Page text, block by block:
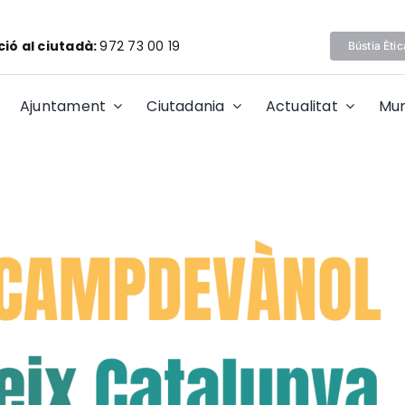
al ciutadà:972 73 00 19 Bústia
Ajuntament Ciutadania Actualitat